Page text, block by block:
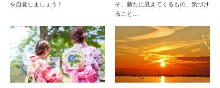
を自覚しましょう！
そ、新たに見えてくるもの、気づけ
ること…